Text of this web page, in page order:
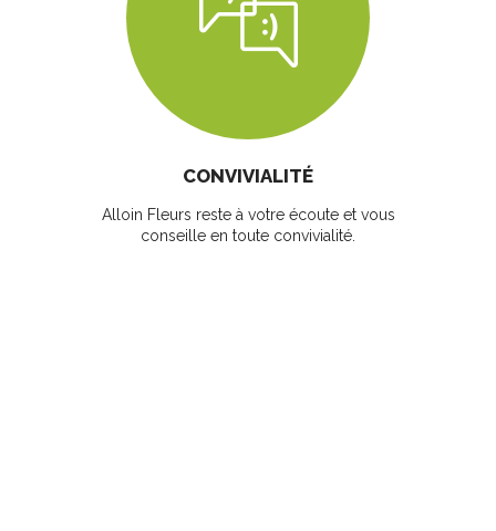
CONVIVIALITÉ
Alloin Fleurs reste à votre écoute et vous
conseille en toute convivialité.